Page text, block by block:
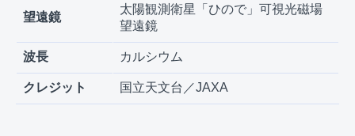
望遠鏡
太陽観測衛星「ひので」可視光磁場
望遠鏡
波長 カルシウム
クレジット 国立天文台／JAXA